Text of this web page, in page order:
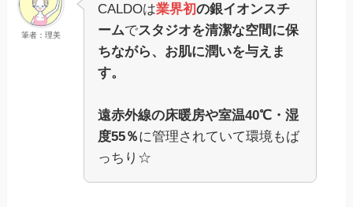
筆者：理美
CALDOは業界初の銀イオンスチ
ームでスタジオを清潔な空間に保
ちながら、お肌に潤いを与えま
す。
遠赤外線の床暖房や室温40℃・湿
度55％に管理されていて環境もば
っちり☆